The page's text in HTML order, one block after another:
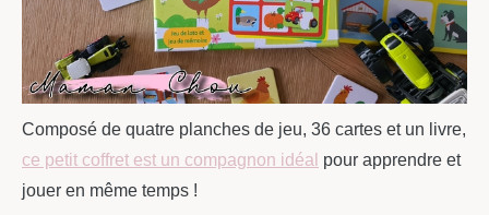
Composé de quatre planches de jeu, 36 cartes et un livre,
ce petit coffret est un compagnon idéal pour apprendre et
jouer en même temps !